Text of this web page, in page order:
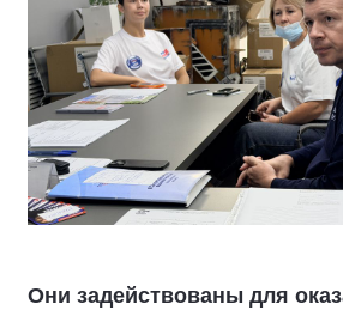
Они задействованы для